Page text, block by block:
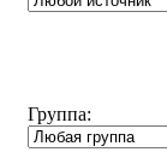
Группа: